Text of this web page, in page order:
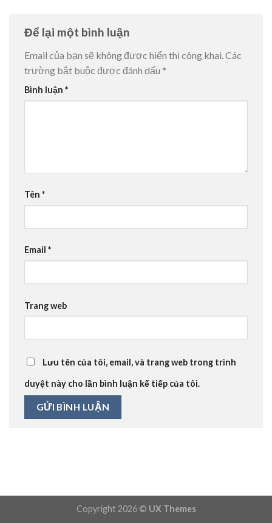
Để lại một bình luận
Email của bạn sẽ không được hiển thị công khai.Các
trường bắt buộc được đánh dấu *
Bình luận *
Tên *
Email *
Trang web
Lưu tên của tôi, email, và trang web trong trình
duyệt này cho lần bình luận kế tiếp của tôi.
Copyright 2026 © UX Themes